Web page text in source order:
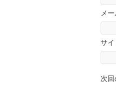
メ
サイ
次